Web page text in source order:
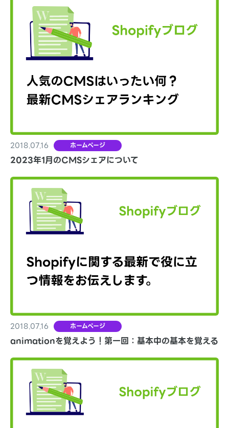
2018.07.16 ホームページ
2023年1月のCMSシェアについて
2018.07.16 ホームページ
animationを覚えよう！第一回：基本中の基本を覚える